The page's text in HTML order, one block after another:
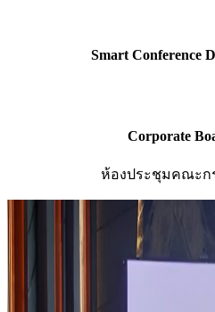
Smart Conference
Corporate
ห้องประชุมคณะก